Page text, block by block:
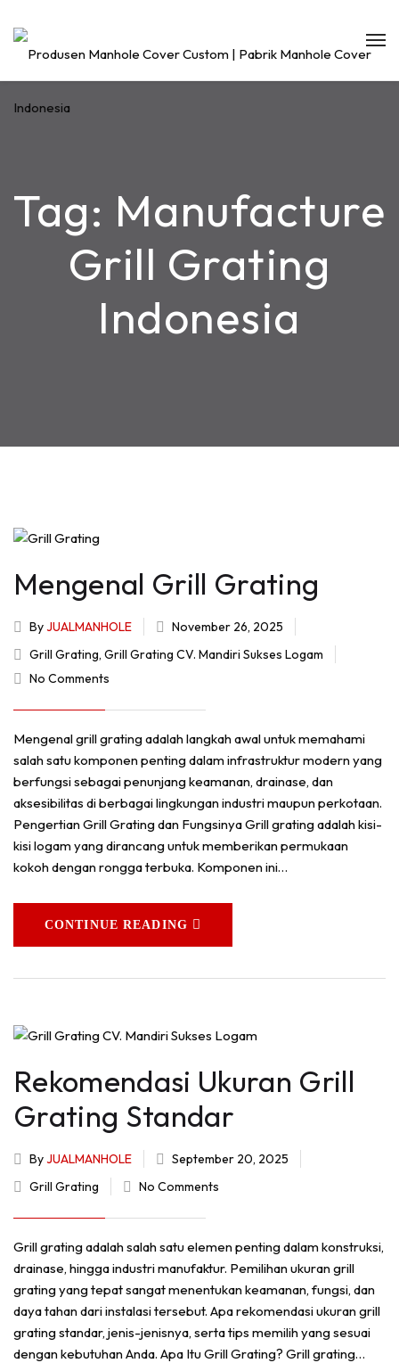
Tag: Manufacture
Grill Grating
Indonesia
Mengenal Grill Grating
ByJUALMANHOLE
November 26, 2025
Grill Grating, Grill Grating CV. Mandiri Sukses Logam
No Comments
Mengenal grill grating adalah langkah awal untuk memahami
salah satu komponen penting dalam infrastruktur modern yang
berfungsi sebagai penunjang keamanan, drainase, dan
aksesibilitas di berbagai lingkungan industri maupun perkotaan.
Pengertian Grill Grating dan Fungsinya Grill grating adalah kisi-
kisi logam yang dirancang untuk memberikan permukaan
kokoh dengan rongga terbuka. Komponen ini…
CONTINUE READING
Rekomendasi Ukuran Grill
Grating Standar
ByJUALMANHOLE
September 20, 2025
Grill Grating
No Comments
Grill grating adalah salah satu elemen penting dalam konstruksi,
drainase, hingga industri manufaktur. Pemilihan ukuran grill
grating yang tepat sangat menentukan keamanan, fungsi, dan
daya tahan dari instalasi tersebut. Apa rekomendasi ukuran grill
grating standar, jenis-jenisnya, serta tips memilih yang sesuai
dengan kebutuhan Anda. Apa Itu Grill Grating? Grill grating…